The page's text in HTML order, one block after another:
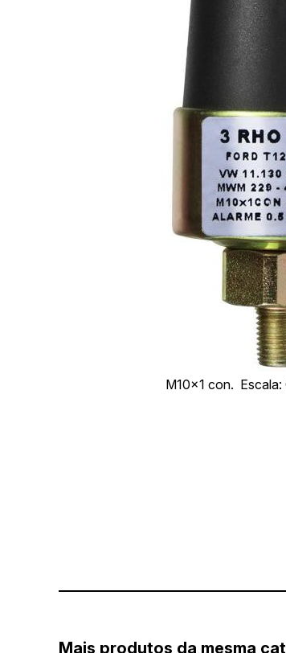
M10x1 con. Escala:
Mais produtos da mesma